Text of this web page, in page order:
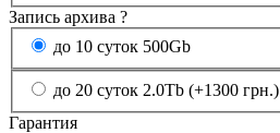
Запись архива ?
до 10 суток 500Gb
до 20 суток 2.0Tb (+1300 грн.)
Гарантия